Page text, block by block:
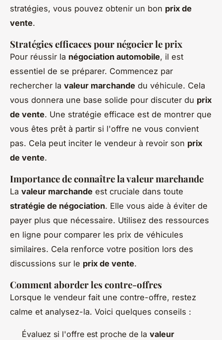
stratégies, vous pouvez obtenir un bon prix de
vente.
Stratégies efficaces pour négocier le prix
Pour réussir la négociation automobile, il est
essentiel de se préparer. Commencez par
rechercher la valeur marchande du véhicule. Cela
vous donnera une base solide pour discuter du prix
de vente. Une stratégie efficace est de montrer que
vous êtes prêt à partir si l'offre ne vous convient
pas. Cela peut inciter le vendeur à revoir son prix
de vente.
Importance de connaître la valeur marchande
La valeur marchande est cruciale dans toute
stratégie de négociation. Elle vous aide à éviter de
payer plus que nécessaire. Utilisez des ressources
en ligne pour comparer les prix de véhicules
similaires. Cela renforce votre position lors des
discussions sur le prix de vente.
Comment aborder les contre-offres
Lorsque le vendeur fait une contre-offre, restez
calme et analysez-la. Voici quelques conseils :
Évaluez si l'offre est proche de la valeur